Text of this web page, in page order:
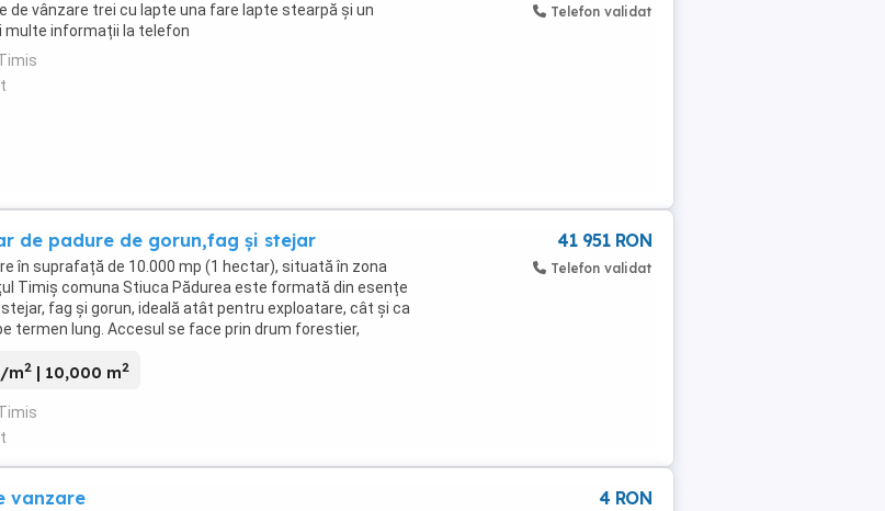
de vânzare trei cu lapte una fare lapte stearpă și un
multe informații la telefon
Telefon validat
de padure de gorun,fag și stejar
în suprafață de 10.000 mp (1 hectar), situată în zona
Timiș comuna Stiuca Pădurea este formată din esențe
fag și gorun, ideală atât pentru exploatare, cât și ca
termen lung. Accesul se face prin drum forestier,
m2 | 10,000 m2
41 951 RON
Telefon validat
vanzare 4 RON